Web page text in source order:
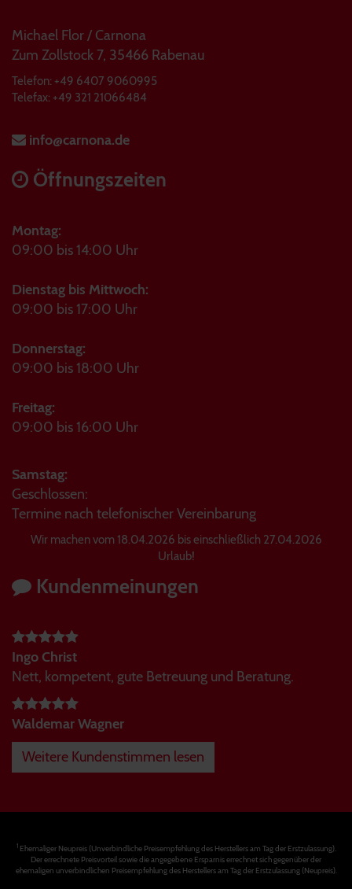
Michael Flor / Carnona
Zum Zollstock 7, 35466 Rabenau
Telefon: +49 6407 9060995
Telefax: +49 321 21066484
info@carnona.de
Öffnungszeiten
Montag:
09:00 bis 14:00 Uhr
Dienstag bis Mittwoch:
09:00 bis 17:00 Uhr
Donnerstag:
09:00 bis 18:00 Uhr
Freitag:
09:00 bis 16:00 Uhr
Samstag:
Geschlossen:
Termine nach telefonischer Vereinbarung
Wir machen vom 18.04.2026 bis einschließlich 27.04.2026
Urlaub!
Kundenmeinungen
Ingo Christ
Nett, kompetent, gute Betreuung und Beratung.
Waldemar Wagner
Weitere Kundenstimmen lesen
1Ehemaliger Neupreis (Unverbindliche Preisempfehlung des Herstellers am Tag der Erstzulassung).
Der errechnete Preisvorteil sowie die angegebene Ersparnis errechnet sich gegenüber der
ehemaligen unverbindlichen Preisempfehlung des Herstellers am Tag der Erstzulassung (Neupreis).